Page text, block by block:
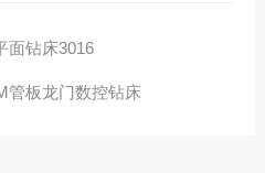
面钻床3016
管板龙门数控钻床